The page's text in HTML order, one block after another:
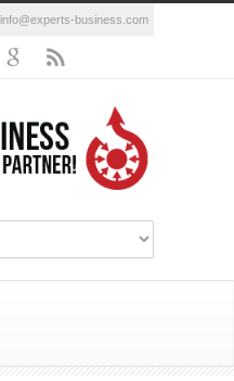
info@experts-business.com